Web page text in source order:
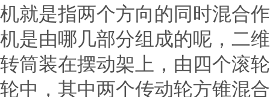
机就是指两个方向的同时混合
机是由哪几部分组成的呢，二
转筒装在摆动架上，由四个滚
轮中，其中两个传动轮方锥混